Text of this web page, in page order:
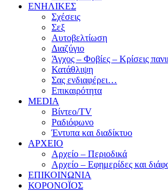
ΕΝΗΛΙΚΕΣ
Σχέσεις
Σεξ
Αυτοβελτίωση
Διαζύγιο
Άγχος – Φοβίες – Κρίσεις
Κατάθλιψη
Σας ενδιαφέρει…
Επικαιρότητα
MEDIA
Βίντεο/TV
Ραδιόφωνο
Έντυπα και διαδίκτυο
ΑΡΧΕΙΟ
Αρχείο – Περιοδικά
Αρχείο – Εφημερίδες και
ΕΠΙΚΟΙΝΩΝΙΑ
ΚΟΡΟΝΟΪΟΣ